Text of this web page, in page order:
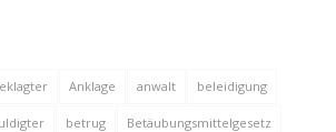
Anklage anwalt beleidigung
betrug Betäubungsmittelgesetz